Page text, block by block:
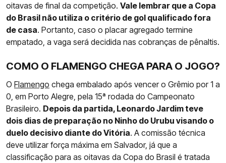
oitavas de final da competição. Vale lembrar que a Copa
do Brasil não utiliza o critério de gol qualificado fora
de casa. Portanto, caso o placar agregado termine
empatado, a vaga será decidida nas cobranças de pênaltis.
COMO O FLAMENGO CHEGA PARA O JOGO?
O Flamengo chega embalado após vencer o Grêmio por 1 a
0, em Porto Alegre, pela 15ª rodada do Campeonato
Brasileiro. Depois da partida, Leonardo Jardim teve
dois dias de preparação no Ninho do Urubu visando o
duelo decisivo diante do Vitória. A comissão técnica
deve utilizar força máxima em Salvador, já que a
classificação para as oitavas da Copa do Brasil é tratada